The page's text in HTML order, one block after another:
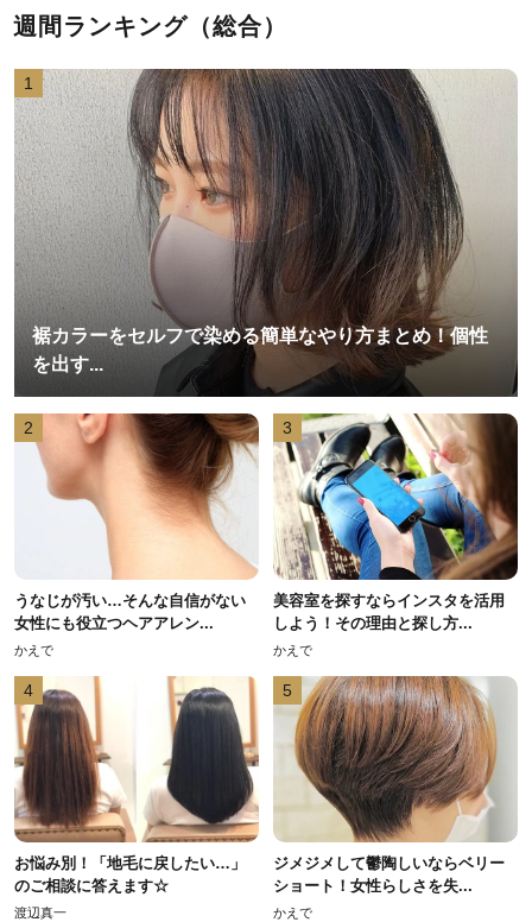
週間ランキング（総合）
1
裾カラーをセルフで染める簡単なやり方まとめ！個性
を出す...
2
うなじが汚い…そんな自信がない
女性にも役立つヘアアレン...
かえで
3
美容室を探すならインスタを活用
しよう！その理由と探し方...
かえで
4
お悩み別！「地毛に戻したい…」
のご相談に答えます☆
渡辺真一
5
ジメジメして鬱陶しいならベリー
ショート！女性らしさを失...
かえで